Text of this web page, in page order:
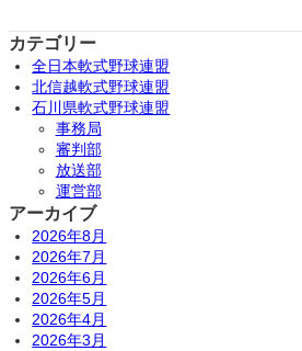
カテゴリー
全日本軟式野球連盟
北信越軟式野球連盟
石川県軟式野球連盟
事務局
審判部
放送部
運営部
アーカイブ
2026年8月
2026年7月
2026年6月
2026年5月
2026年4月
2026年3月